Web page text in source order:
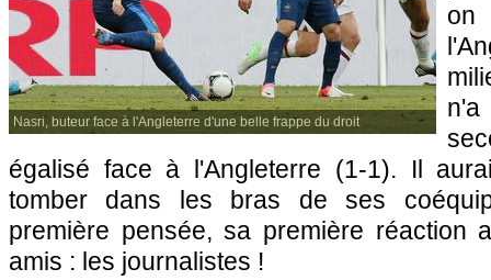
Nasri, buteur face à l'Angleterre d'une belle frappe du droit
on
égalisé face à l'Angleterre (1-1). Il
tomber dans les bras de ses
première pensée, sa première réaction
amis : les journalistes !